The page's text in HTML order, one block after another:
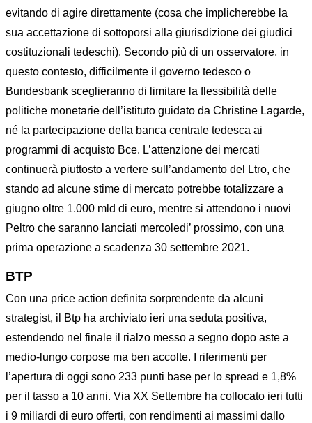
evitando di agire direttamente (cosa che implicherebbe la
sua accettazione di sottoporsi alla giurisdizione dei giudici
costituzionali tedeschi). Secondo più di un osservatore, in
questo contesto, difficilmente il governo tedesco o
Bundesbank sceglieranno di limitare la flessibilità delle
politiche monetarie dell’istituto guidato da Christine Lagarde,
né la partecipazione della banca centrale tedesca ai
programmi di acquisto Bce. L’attenzione dei mercati
continuerà piuttosto a vertere sull’andamento del Ltro, che
stando ad alcune stime di mercato potrebbe totalizzare a
giugno oltre 1.000 mld di euro, mentre si attendono i nuovi
Peltro che saranno lanciati mercoledi’ prossimo, con una
prima operazione a scadenza 30 settembre 2021.
BTP
Con una price action definita sorprendente da alcuni
strategist, il Btp ha archiviato ieri una seduta positiva,
estendendo nel finale il rialzo messo a segno dopo aste a
medio-lungo corpose ma ben accolte. I riferimenti per
l’apertura di oggi sono 233 punti base per lo spread e 1,8%
per il tasso a 10 anni. Via XX Settembre ha collocato ieri tutti
i 9 miliardi di euro offerti, con rendimenti ai massimi dallo